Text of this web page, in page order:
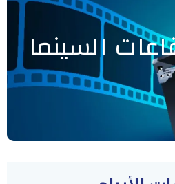
السينما